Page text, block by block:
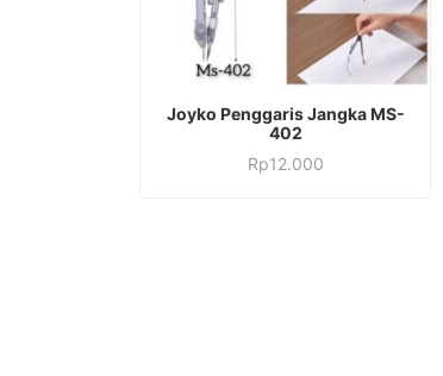
Joyko Penggaris Jangka MS-
402
Rp12.000